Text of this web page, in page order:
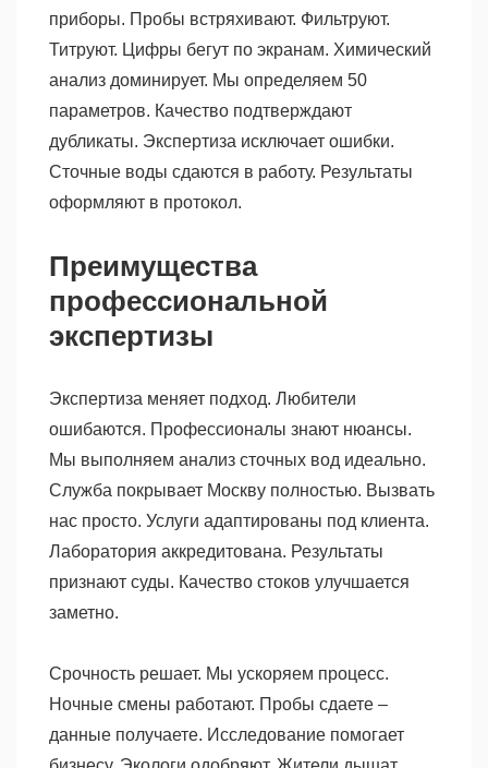
приборы. Пробы встряхивают. Фильтруют.
Титруют. Цифры бегут по экранам. Химический
анализ доминирует. Мы определяем 50
параметров. Качество подтверждают
дубликаты. Экспертиза исключает ошибки.
Сточные воды сдаются в работу. Результаты
оформляют в протокол.
Преимущества
профессиональной
экспертизы
Экспертиза меняет подход. Любители
ошибаются. Профессионалы знают нюансы.
Мы выполняем анализ сточных вод идеально.
Служба покрывает Москву полностью. Вызвать
нас просто. Услуги адаптированы под клиента.
Лаборатория аккредитована. Результаты
признают суды. Качество стоков улучшается
заметно.
Срочность решает. Мы ускоряем процесс.
Ночные смены работают. Пробы сдаете –
данные получаете. Исследование помогает